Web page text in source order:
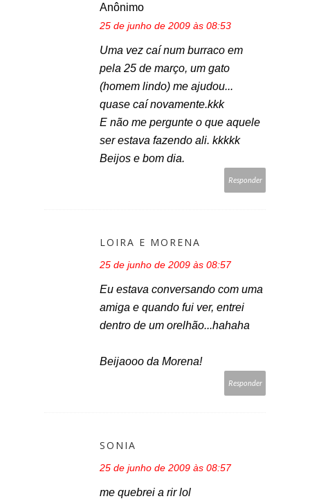
Anônimo
25 de junho de 2009 às 08:53
Uma vez caí num burraco em
pela 25 de março, um gato
(homem lindo) me ajudou...
quase caí novamente.kkk
E não me pergunte o que aquele
ser estava fazendo ali. kkkkk
Beijos e bom dia.
Responder
LOIRA E MORENA
25 de junho de 2009 às 08:57
Eu estava conversando com uma
amiga e quando fui ver, entrei
dentro de um orelhão...hahaha
Beijaooo da Morena!
Responder
SONIA
25 de junho de 2009 às 08:57
me quebrei a rir lol